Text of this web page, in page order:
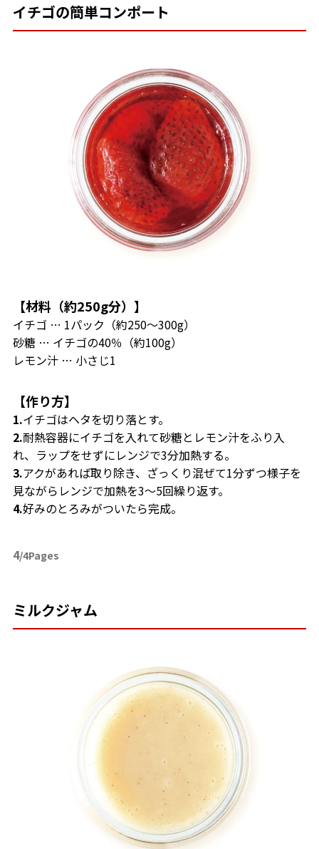
イチゴの簡単コンポート
【材料（約250g分）】
イチゴ … 1パック（約250〜300g）
砂糖 … イチゴの40％（約100g）
レモン汁 … 小さじ1
【作り方】
1.イチゴはヘタを切り落とす。
2.耐熱容器にイチゴを入れて砂糖とレモン汁をふり入
れ、ラップをせずにレンジで3分加熱する。
3.アクがあれば取り除き、ざっくり混ぜて1分ずつ様子を
見ながらレンジで加熱を3〜5回繰り返す。
4.好みのとろみがついたら完成。
4/4Pages
ミルクジャム